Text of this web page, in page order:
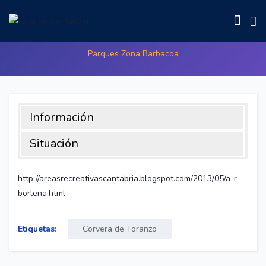
Parque de Borleña
Parques Zona Barbacoa
Información
Situación
nombre, que está rodeada por el río Pas (podemos acceder
a él siguiendo un pequeño sendero). Cuenta con 4
para la música que nos puede servir para refugiarnos si nos
http://areasrecreativascantabria.blogspot.com/2013/05/a-r-
borlena.html
Etiquetas: Corvera de Toranzo